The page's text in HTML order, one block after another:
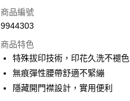
POYA支付
超商取貨付款
LINE Pay
商品編號
9944303
商品特色
特殊拔印技術，印花久洗不褪色
無痕彈性腰帶舒適不緊繃
隱藏開門襟設計，實用便利